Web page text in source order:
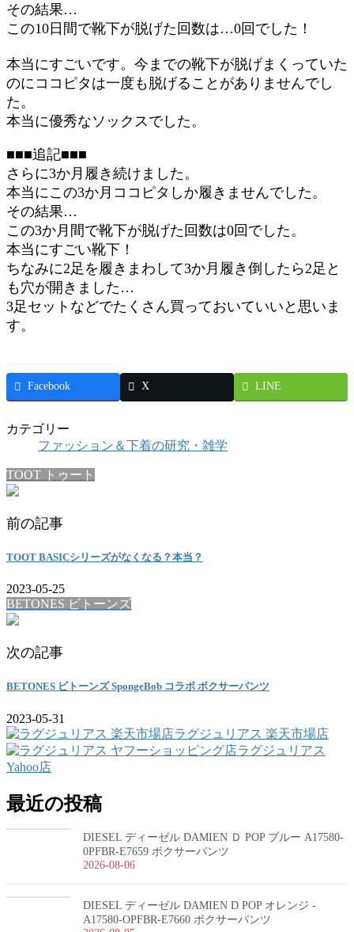
その結果…
この10日間で靴下が脱げた回数は…0回でした！
本当にすごいです。今までの靴下が脱げまくっていた
のにココピタは一度も脱げることがありませんでし
た。
本当に優秀なソックスでした。
■■■追記■■■
さらに3か月履き続けました。
本当にこの3か月ココピタしか履きませんでした。
その結果…
この3か月間で靴下が脱げた回数は0回でした。
本当にすごい靴下！
ちなみに2足を履きまわして3か月履き倒したら2足と
も穴が開きました…
3足セットなどでたくさん買っておいていいと思いま
す。
Facebook X LINE
カテゴリー
ファッション＆下着の研究・雑学
TOOT トゥート
前の記事
TOOT BASICシリーズがなくなる？本当？
2023-05-25
BETONES ビトーンズ
次の記事
BETONES ビトーンズ SpongeBob コラボ ボクサーパンツ
2023-05-31
ラグジュリアス 楽天市場店
ラグジュリアス
Yahoo店
最近の投稿
DIESEL ディーゼル DAMIEN Ｄ POP ブルー A17580-
0PFBR-E7659 ボクサーパンツ
2026-08-06
DIESEL ディーゼル DAMIEN D POP オレンジ -
A17580-OPFBR-E7660 ボクサーパンツ